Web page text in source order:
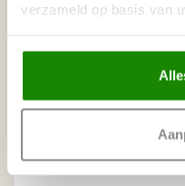
verzameld op basis van
HOMESTAR
Recent bekeken